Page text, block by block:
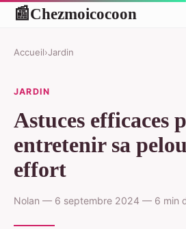
📰Chezmoicocoon
Accueil›Jardin
JARDIN
Astuces efficaces
entretenir sa
effort
Nolan — 6 septembre 2024 — 6 min